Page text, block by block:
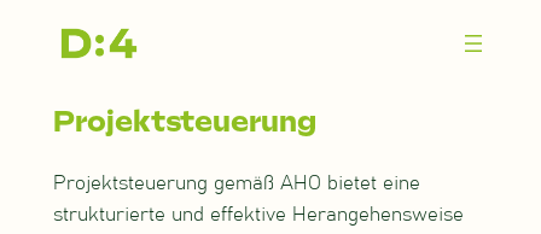
Projektsteuerung
Projektsteuerung gemäß AHO bietet eine
strukturierte und effektive Herangehensweise